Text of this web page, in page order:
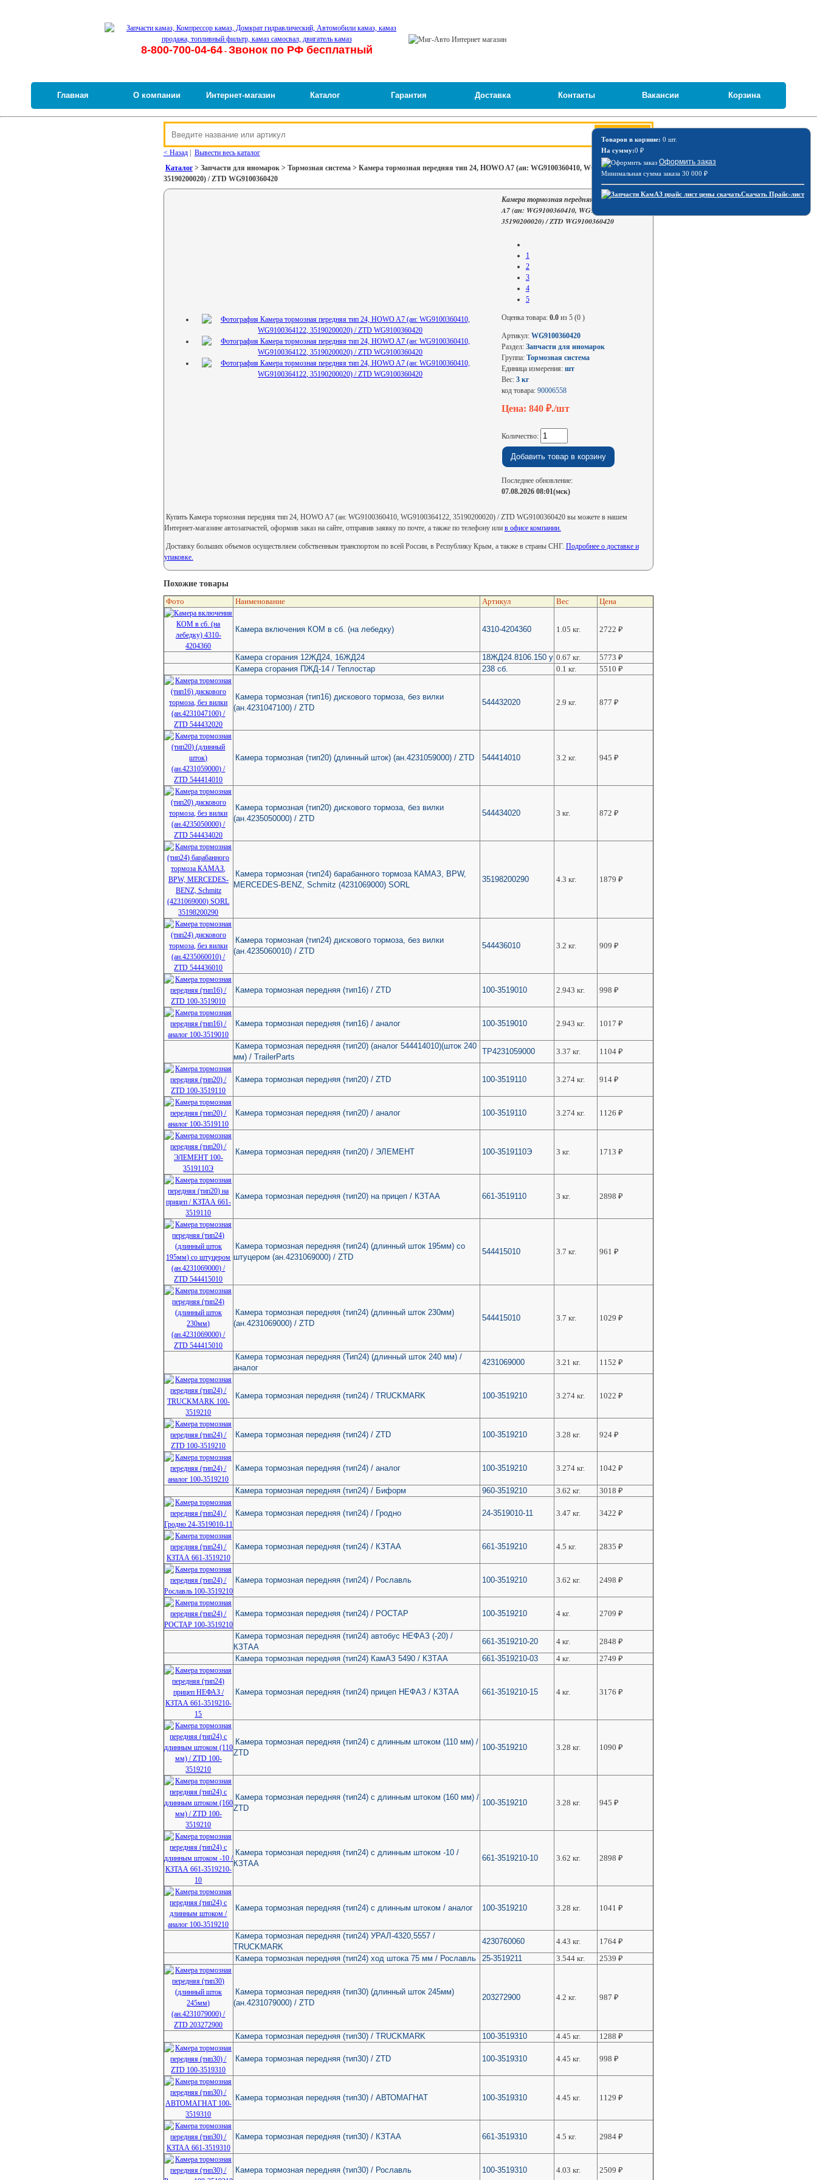
8-800-700-04-64- Звонок по РФ бесплатный
Главная О компании Интернет-магазин Каталог Гарантия Доставка Контакты Вакансии Корзина
Товаров в корзине: 0 шт.
На сумму:0 ₽
Оформить заказ
Минимальная сумма заказа 30 000 ₽
Скачать Прайс-лист
< Назад| Вывести весь каталог
Каталог> Запчасти для иномарок > Тормозная система > Камера тормозная передняя тип 24, HOWO A7 (ан: WG9100360410, WG9100364122,
35190200020) / ZTD WG9100360420
Камера тормозная передняя тип 24, HOWO
A7 (ан: WG9100360410, WG9100364122,
35190200020) / ZTD WG9100360420
1
2
3
4
5
Оценка товара: 0.0из 5 (0 )
Артикул: WG9100360420
Раздел: Запчасти для иномарок
Группа: Тормозная система
Единица измерения: шт
Вес: 3 кг
код товара: 90006558
Цена: 840 ₽./шт
Количество:
Последнее обновление:
07.08.2026 08:01(мск)
Купить Камера тормозная передняя тип 24, HOWO A7 (ан: WG9100360410, WG9100364122, 35190200020) / ZTD WG9100360420 вы можете в нашем
Интернет-магазине автозапчастей, оформив заказ на сайте, отправив заявку по почте, а также по телефону или в офисе компании.
Доставку больших объемов осуществляем собственным транспортом по всей России, в Республику Крым, а также в страны СНГ. Подробнее о доставке и
упаковке.
Похожие товары
Фото Наименование Артикул Вес Цена
Камера включения КОМ в сб. (на лебедку) 4310-4204360 1.05 кг. 2722 ₽
Камера сгорания 12ЖД24, 16ЖД24 18ЖД24.8106.150 у 0.67 кг. 5773 ₽
Камера сгорания ПЖД-14 / Теплостар
238 сб. 0.1 кг. 5510 ₽
Камера тормозная (тип16) дискового тормоза, без вилки
(ан.4231047100) / ZTD
544432020 2.9 кг. 877 ₽
Камера тормозная (тип20) (длинный шток) (ан.4231059000) / ZTD 544414010 3.2 кг. 945 ₽
Камера тормозная (тип20) дискового тормоза, без вилки
(ан.4235050000) / ZTD
544434020 3 кг. 872 ₽
Камера тормозная (тип24) барабанного тормоза КАМАЗ, BPW,
MERCEDES-BENZ, Schmitz (4231069000) SORL
35198200290 4.3 кг. 1879 ₽
Камера тормозная (тип24) дискового тормоза, без вилки
(ан.4235060010) / ZTD
544436010 3.2 кг. 909 ₽
Камера тормозная передняя (тип16) / ZTD 100-3519010 2.943 кг. 998 ₽
Камера тормозная передняя (тип16) / аналог 100-3519010 2.943 кг. 1017 ₽
Камера тормозная передняя (тип20) (аналог 544414010)(шток 240
мм) / TrailerParts
TP4231059000 3.37 кг. 1104 ₽
Камера тормозная передняя (тип20) / ZTD 100-3519110 3.274 кг. 914 ₽
Камера тормозная передняя (тип20) / аналог 100-3519110 3.274 кг. 1126 ₽
Камера тормозная передняя (тип20) / ЭЛЕМЕНТ 100-3519110Э 3 кг. 1713 ₽
Камера тормозная передняя (тип20) на прицеп / КЗТАА 661-3519110 3 кг. 2898 ₽
Камера тормозная передняя (тип24) (длинный шток 195мм) со
штуцером (ан.4231069000) / ZTD
544415010 3.7 кг. 961 ₽
Камера тормозная передняя (тип24) (длинный шток 230мм)
(ан.4231069000) / ZTD
544415010 3.7 кг. 1029 ₽
Камера тормозная передняя (Тип24) (длинный шток 240 мм) /
аналог
4231069000 3.21 кг. 1152 ₽
Камера тормозная передняя (тип24) / TRUCKMARK 100-3519210 3.274 кг. 1022 ₽
Камера тормозная передняя (тип24) / ZTD 100-3519210 3.28 кг. 924 ₽
Камера тормозная передняя (тип24) / аналог 100-3519210 3.274 кг. 1042 ₽
Камера тормозная передняя (тип24) / Биформ 960-3519210 3.62 кг. 3018 ₽
Камера тормозная передняя (тип24) / Гродно 24-3519010-11 3.47 кг. 3422 ₽
Камера тормозная передняя (тип24) / КЗТАА 661-3519210 4.5 кг. 2835 ₽
Камера тормозная передняя (тип24) / Рославль 100-3519210 3.62 кг. 2498 ₽
Камера тормозная передняя (тип24) / РОСТАР 100-3519210 4 кг. 2709 ₽
Камера тормозная передняя (тип24) автобус НЕФАЗ (-20) /
КЗТАА
661-3519210-20 4 кг. 2848 ₽
Камера тормозная передняя (тип24) КамАЗ 5490 / КЗТАА
661-3519210-03 4 кг. 2749 ₽
Камера тормозная передняя (тип24) прицеп НЕФАЗ / КЗТАА 661-3519210-15 4 кг. 3176 ₽
Камера тормозная передняя (тип24) с длинным штоком (110 мм) /
ZTD
100-3519210 3.28 кг. 1090 ₽
Камера тормозная передняя (тип24) с длинным штоком (160 мм) /
ZTD
100-3519210 3.28 кг. 945 ₽
Камера тормозная передняя (тип24) с длинным штоком -10 /
КЗТАА
661-3519210-10 3.62 кг. 2898 ₽
Камера тормозная передняя (тип24) с длинным штоком / аналог 100-3519210 3.28 кг. 1041 ₽
Камера тормозная передняя (тип24) УРАЛ-4320,5557 /
TRUCKMARK
4230760060 4.43 кг. 1764 ₽
Камера тормозная передняя (тип24) ход штока 75 мм / Рославль
25-3519211 3.544 кг. 2539 ₽
Камера тормозная передняя (тип30) (длинный шток 245мм)
(ан.4231079000) / ZTD
203272900 4.2 кг. 987 ₽
Камера тормозная передняя (тип30) / TRUCKMARK 100-3519310 4.45 кг. 1288 ₽
Камера тормозная передняя (тип30) / ZTD 100-3519310 4.45 кг. 998 ₽
Камера тормозная передняя (тип30) / АВТОМАГНАТ 100-3519310 4.45 кг. 1129 ₽
Камера тормозная передняя (тип30) / КЗТАА 661-3519310 4.5 кг. 2984 ₽
Камера тормозная передняя (тип30) / Рославль 100-3519310 4.03 кг. 2509 ₽